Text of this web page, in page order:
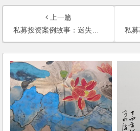
上一篇
私募投资案例故事：迷失与觉醒：一位私募投资者的理财之旅
私募基